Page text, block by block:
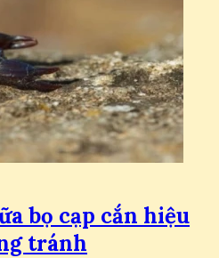
bọ cạp cắn hiệu
tránh